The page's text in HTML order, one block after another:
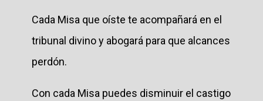
Cada Misa que oíste te acompañará en el
tribunal divino y abogará para que alcances
perdón.
Con cada Misa puedes disminuir el castigo